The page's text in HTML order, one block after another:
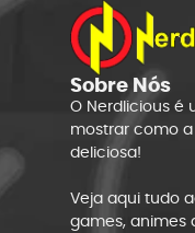
Sobre Nós
O Nerdlicious é
mostrar como
deliciosa!
Veja aqui tudo
games, animes